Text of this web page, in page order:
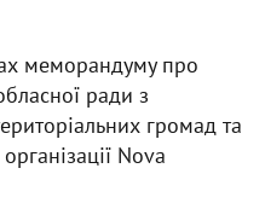
меморандуму про
ради з
громад та
Nova